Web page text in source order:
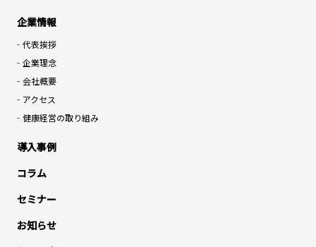
企業情報
代表挨拶
企業理念
会社概要
アクセス
健康経営の取り組み
導入事例
コラム
セミナー
お知らせ